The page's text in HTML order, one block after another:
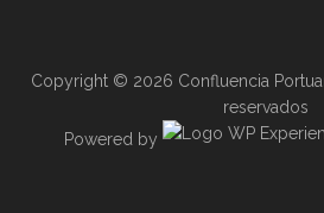
Copyright © 2026 Confluencia
reservados
Powered by